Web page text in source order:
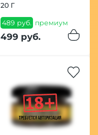
20 Г
489 руб. премиум
499 руб.